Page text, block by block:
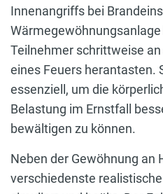
Innenangriffs bei
Teilnehmer schrittweise
eines Feuers herantasten.
essenziell, um die
Belastung im Ernstfall
bewältigen zu können.
Neben der Gewöhnung an
verschiedenste